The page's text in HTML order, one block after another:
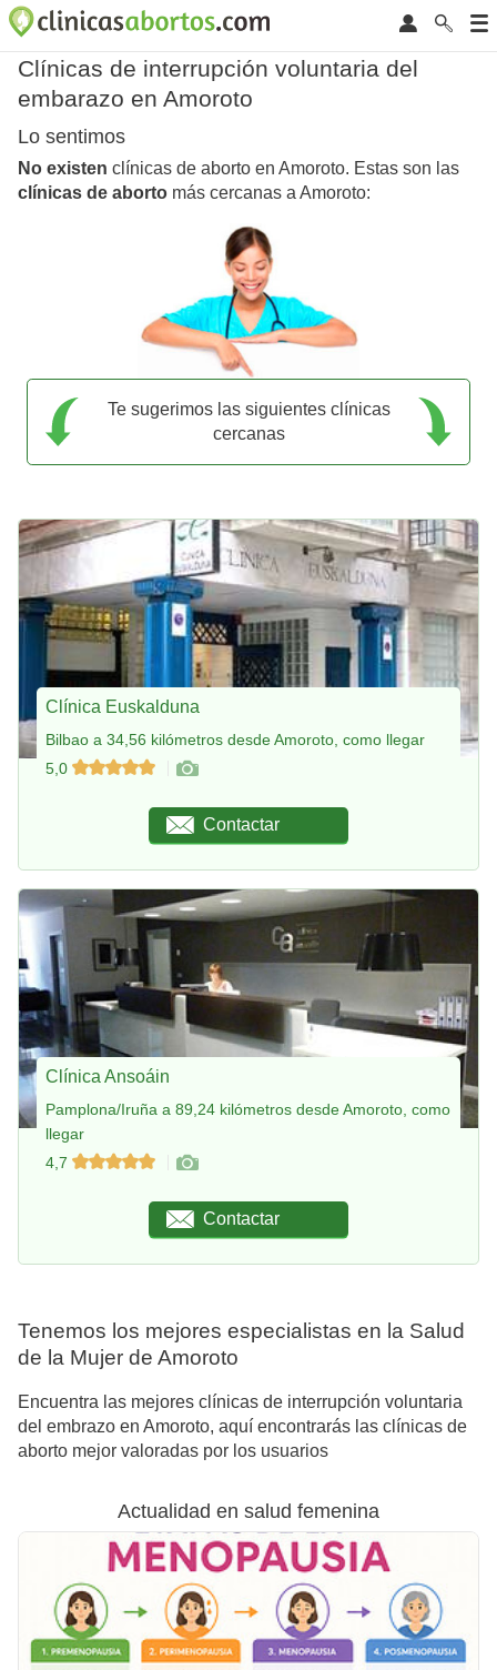
Clínicas de interrupción voluntaria del
embarazo en Amoroto
Lo sentimos
No existen clínicas de aborto en Amoroto. Estas son las
clínicas de aborto más cercanas a Amoroto:
Te sugerimos las siguientes clínicas
cercanas
Clínica Euskalduna
Bilbao a 34,56 kilómetros desde Amoroto, como llegar
5,0
Contactar
Clínica Ansoáin
Pamplona/Iruña a 89,24 kilómetros desde Amoroto, como
llegar
4,7
Contactar
Tenemos los mejores especialistas en la Salud
de la Mujer de Amoroto
Encuentra las mejores clínicas de interrupción voluntaria
del embrazo en Amoroto, aquí encontrarás las clínicas de
aborto mejor valoradas por los usuarios
Actualidad en salud femenina